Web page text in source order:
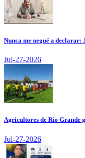
Nunca me negué a declarar:
Jul-27-2026
Agricultores de Río Grande
Jul-27-2026